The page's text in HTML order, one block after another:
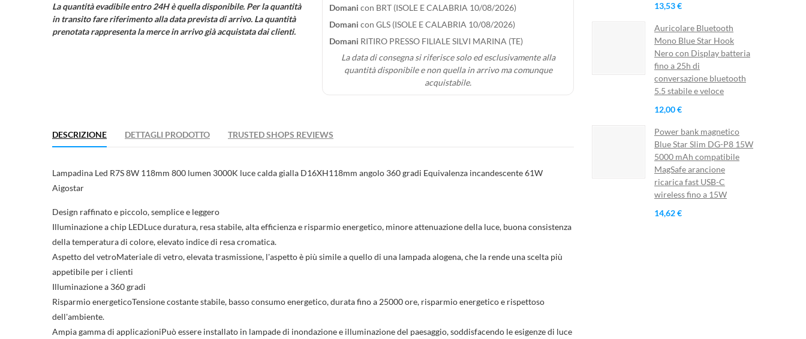
La quantità evadibile entro 24H è quella disponibile. Per la quantità
in transito fare riferimento alla data prevista di arrivo. La quantità
prenotata rappresenta la merce in arrivo già acquistata dai clienti.
Domani con BRT (ISOLE E CALABRIA 10/08/2026)
Domani con GLS (ISOLE E CALABRIA 10/08/2026)
Domani RITIRO PRESSO FILIALE SILVI MARINA (TE)
La data di consegna si riferisce solo ed esclusivamente alla
quantità disponibile e non quella in arrivo ma comunque
acquistabile.
DESCRIZIONE DETTAGLI PRODOTTO TRUSTED SHOPS REVIEWS
Lampadina Led R7S 8W 118mm 800 lumen 3000K luce calda gialla D16XH118mm angolo 360 gradi Equivalenza incandescente 61W
Aigostar
Design raffinato e piccolo, semplice e leggero
Illuminazione a chip LEDLuce duratura, resa stabile, alta efficienza e risparmio energetico, minore attenuazione della luce, buona consistenza
della temperatura di colore, elevato indice di resa cromatica.
Aspetto del vetroMateriale di vetro, elevata trasmissione, l'aspetto è più simile a quello di una lampada alogena, che la rende una scelta più
appetibile per i clienti
Illuminazione a 360 gradi
Risparmio energeticoTensione costante stabile, basso consumo energetico, durata fino a 25000 ore, risparmio energetico e rispettoso
dell'ambiente.
Ampia gamma di applicazioniPuò essere installato in lampade di inondazione e illuminazione del paesaggio, soddisfacendo le esigenze di luce
13,53 €
Auricolare Bluetooth
Mono Blue Star Hook
Nero con Display batteria
fino a 25h di
conversazione bluetooth
5.5 stabile e veloce
12,00 €
Power bank magnetico
Blue Star Slim DG-P8 15W
5000 mAh compatibile
MagSafe arancione
ricarica fast USB-C
wireless fino a 15W
14,62 €